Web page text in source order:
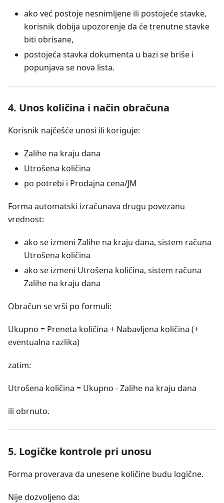
ako već postoje nesnimljene ili postojeće stavke,
korisnik dobija upozorenje da će trenutne stavke
biti obrisane,
postojeća stavka dokumenta u bazi se briše i
popunjava se nova lista.
4. Unos količina i način obračuna
Korisnik najčešće unosi ili koriguje:
Zalihe na kraju dana
Utrošena količina
po potrebi i Prodajna cena/JM
Forma automatski izračunava drugu povezanu
vrednost:
ako se izmeni Zalihe na kraju dana, sistem računa
Utrošena količina
ako se izmeni Utrošena količina, sistem računa
Zalihe na kraju dana
Obračun se vrši po formuli:
Ukupno = Preneta količina + Nabavljena količina (+
eventualna razlika)
zatim:
Utrošena količina = Ukupno - Zalihe na kraju dana
ili obrnuto.
5. Logičke kontrole pri unosu
Forma proverava da unesene količine budu logične.
Nije dozvoljeno da: